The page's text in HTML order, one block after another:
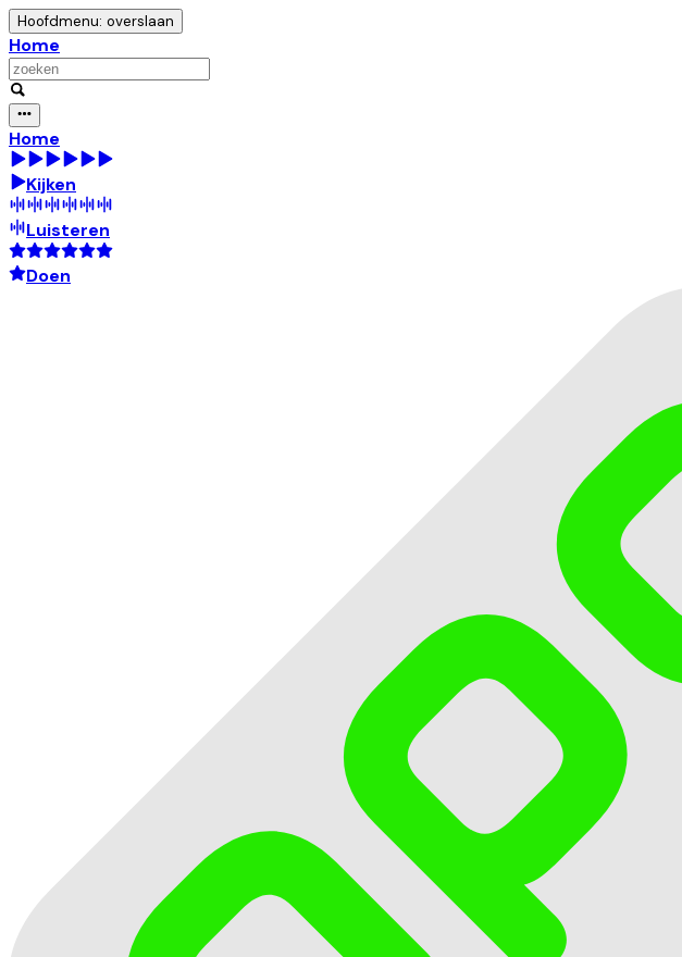
Hoofdmenu: overslaan
Home
Home
Kijken
Luisteren
Doen